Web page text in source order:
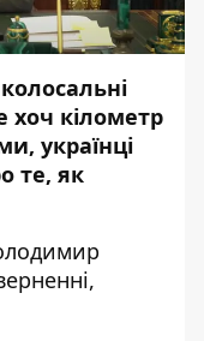
хоч кілометр
українці
те, як